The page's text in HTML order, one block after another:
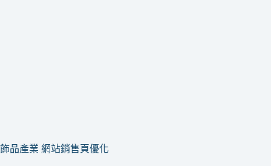
飾品產業 網站銷售頁優化